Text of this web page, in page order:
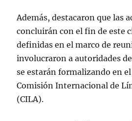
Además, destacaron que las
concluirán con el fin de este
definidas en el marco de
involucraron a autoridades
se estarán formalizando en
Comisión Internacional de
(CILA).